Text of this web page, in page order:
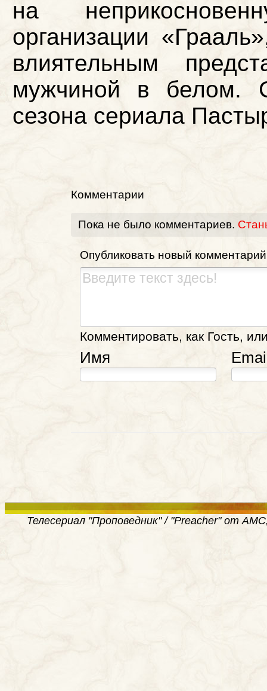
на
организации
влиятельным
мужчиной в белом.
сезона сериала
Комментарии
Пока не было комментариев.
Опубликовать новый комментарий
Комментировать, как Гость,
Имя
Телесериал "Проповедник" / "Preacher" от